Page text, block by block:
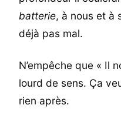
batterie, à nous et à
déjà pas mal.
N’empêche que « Il
lourd de sens. Ça
rien après.